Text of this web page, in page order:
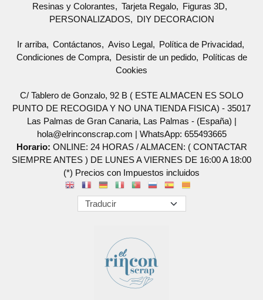
Resinas y Colorantes
Tarjeta Regalo
Figuras 3D
PERSONALIZADOS
DIY DECORACION
Ir arriba Contáctanos Aviso Legal
Política de Privacidad
Condiciones de Compra
Desistir de un pedido
Políticas de
Cookies
C/ Tablero de Gonzalo, 92 B ( ESTE ALMACEN ES SOLO
PUNTO DE RECOGIDA Y NO UNA TIENDA FISICA) - 35017
Las Palmas de Gran Canaria, Las Palmas - (España) |
hola@elrinconscrap.com | WhatsApp: 655493665
Horario: ONLINE: 24 HORAS / ALMACEN: ( CONTACTAR
SIEMPRE ANTES ) DE LUNES A VIERNES DE 16:00 A 18:00
(*) Precios con Impuestos incluidos